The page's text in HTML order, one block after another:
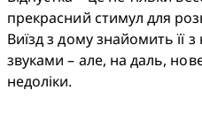
прекрасний стимул для
Виїзд з дому знайомить її
звуками – але, на даль,
недоліки.